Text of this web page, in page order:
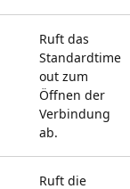
Ruft das
Standardtime
out zum
Öffnen der
Verbindung
ab.
Ruft die